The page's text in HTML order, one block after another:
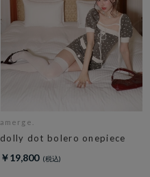
amerge.
dolly dot bolero onepiece
￥19,800